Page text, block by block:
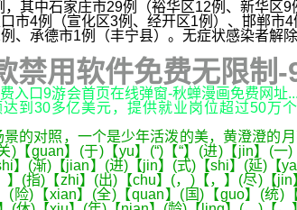
，其中石家庄市29例（裕华区12例、新华区
4例（宣化区3例、经开区1例）、邯郸市
承德市1例（丰宁县）。无症状感染者解
禁用软件免费无限制-
入口9游会首页在线弹窗-秋蝉漫画免费
到30多亿美元，提供就业岗位超过50万
对照，一个是少年活泼的美，黄澄澄的
】(于)【yu】(“)【“】(进)【jin】(一)
(渐)【jian】(进)【jin】(式)【shi】(延)【
(指)【zhi】(出)【chu】(，)【，】(尽)【
)【xian】(全)【quan】(国)【guo】(统)